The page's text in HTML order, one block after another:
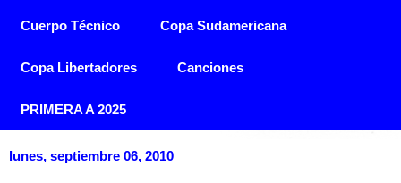
Cuerpo Técnico Copa Sudamericana
Copa Libertadores Canciones
PRIMERA A 2025
lunes, septiembre 06, 2010